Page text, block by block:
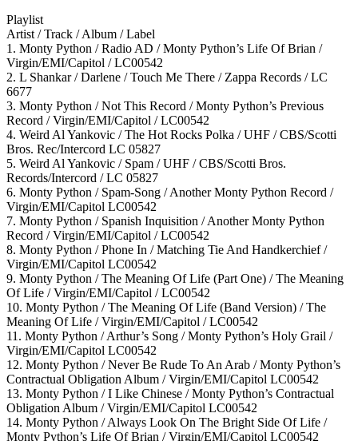
Playlist
Artist / Track / Album / Label
1. Monty Python / Radio AD / Monty Python’s Life Of Brian /
Virgin/EMI/Capitol / LC00542
2. L Shankar / Darlene / Touch Me There / Zappa Records / LC
6677
3. Monty Python / Not This Record / Monty Python’s Previous
Record / Virgin/EMI/Capitol / LC00542
4. Weird Al Yankovic / The Hot Rocks Polka / UHF / CBS/Scotti
Bros. Rec/Intercord LC 05827
5. Weird Al Yankovic / Spam / UHF / CBS/Scotti Bros.
Records/Intercord / LC 05827
6. Monty Python / Spam-Song / Another Monty Python Record /
Virgin/EMI/Capitol LC00542
7. Monty Python / Spanish Inquisition / Another Monty Python
Record / Virgin/EMI/Capitol / LC00542
8. Monty Python / Phone In / Matching Tie And Handkerchief /
Virgin/EMI/Capitol LC00542
9. Monty Python / The Meaning Of Life (Part One) / The Meaning
Of Life / Virgin/EMI/Capitol / LC00542
10. Monty Python / The Meaning Of Life (Band Version) / The
Meaning Of Life / Virgin/EMI/Capitol / LC00542
11. Monty Python / Arthur’s Song / Monty Python’s Holy Grail /
Virgin/EMI/Capitol LC00542
12. Monty Python / Never Be Rude To An Arab / Monty Python’s
Contractual Obligation Album / Virgin/EMI/Capitol LC00542
13. Monty Python / I Like Chinese / Monty Python’s Contractual
Obligation Album / Virgin/EMI/Capitol LC00542
14. Monty Python / Always Look On The Bright Side Of Life /
Monty Python’s Life Of Brian / Virgin/EMI/Capitol LC00542